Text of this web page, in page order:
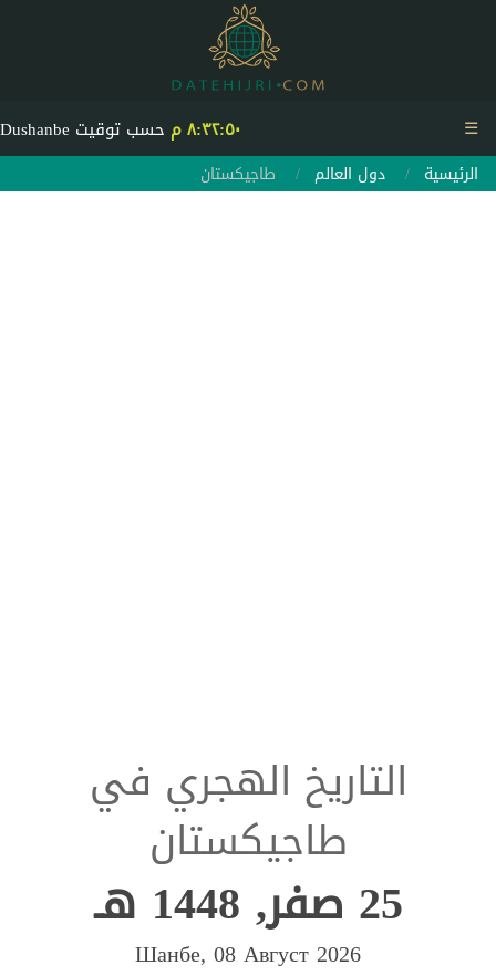
٨:٣٢:٥٠ م حسب توقيت Dushanbe ☰
الرئيسية دول العالم طاجيكستان
التاريخ الهجري في
طاجيكستان
25 صفر, 1448 هـ
Шанбе, 08 Август 2026